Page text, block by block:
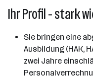
Ihr Profil - stark
Sie bringen eine
Ausbildung (HAK,
zwei Jahre